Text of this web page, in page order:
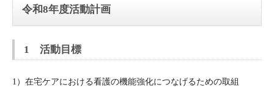
令和8年度活動計画
1 活動目標
1）在宅ケアにおける看護の機能強化につなげるための取組